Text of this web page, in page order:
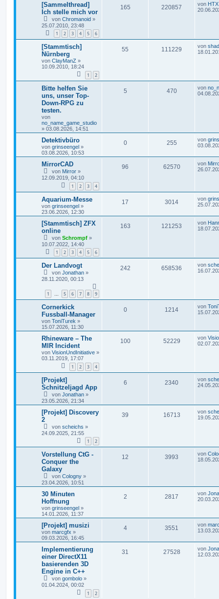
[Sammelthread]
Ich stelle mich vor
von Chromanoid »
25.07.2010, 23:48
1 2 3 4 5 6
165 220857 von HTX
[Stammtisch]
Nürnberg
von ClayManZ »
10.09.2010, 18:24
1 2
55 111229 von
Bitte helfen Sie
uns, unser Top-
Down-RPG zu
testen.
von
no_name_game_studio
» 03.08.2026, 14:51
5 470 von
Detektivbüro
von grinseengel »
03.08.2026, 10:53
0 255 von
MirrorCAD
von Mirror »
12.09.2019, 04:10
1 2 3 4
96 62570 von
Aquarium-Messe
von grinseengel »
23.06.2026, 12:30
17 3014 von
[Stammtisch] ZFX
online
von Schrompf »
10.07.2022, 14:40
1 2 3 4 5 6
163 121253 von
Der Landvogt
von Jonathan »
28.11.2020, 00:13
1 … 5 6 7 8 9
242 658536 von
Cornerkick
Fussball-Manager
von ToniTurek »
15.07.2026, 11:30
0 1214 von
Rhineware – The
MIR Incident
von VisionUndInitiative »
03.11.2019, 17:07
1 2 3 4
100 52229 von
[Projekt]
Schnitzeljagd App
von Jonathan »
23.05.2026, 21:34
6 2340 von
[Projekt] Discovery
2
von scheichs »
24.09.2025, 21:55
1 2
39 16713 von
Vorstellung CtG -
Conquer the
Galaxy
von Cologny »
23.04.2026, 10:51
12 3993 von
30 Minuten
Hoffnung
von grinseengel »
14.01.2026, 11:37
2 2817 von
[Projekt] musizi
von marcgfx »
09.03.2026, 16:45
4 3551 von
Implementierung
einer DirectX11
basierenden 3D
Engine in C++
von gombolo »
01.04.2024, 00:02
1 2
31 27528 von